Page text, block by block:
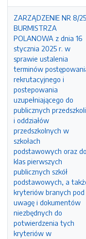
ZARZĄDZENIE NR 8/25
BURMISTRZA
POLANOWA z dnia 16
stycznia 2025 r. w
sprawie ustalenia
terminów
rekrutacyjnego i
postepowania
uzupełniającego do
publicznych przedszkoli
i oddziałów
przedszkolnych w
szkołach
podstawowych oraz do
klas pierwszych
publicznych szkół
podstawowych, a
kryteriów branych pod
uwagę i dokumentów
niezbędnych do
potwierdzenia tych
kryteriów w